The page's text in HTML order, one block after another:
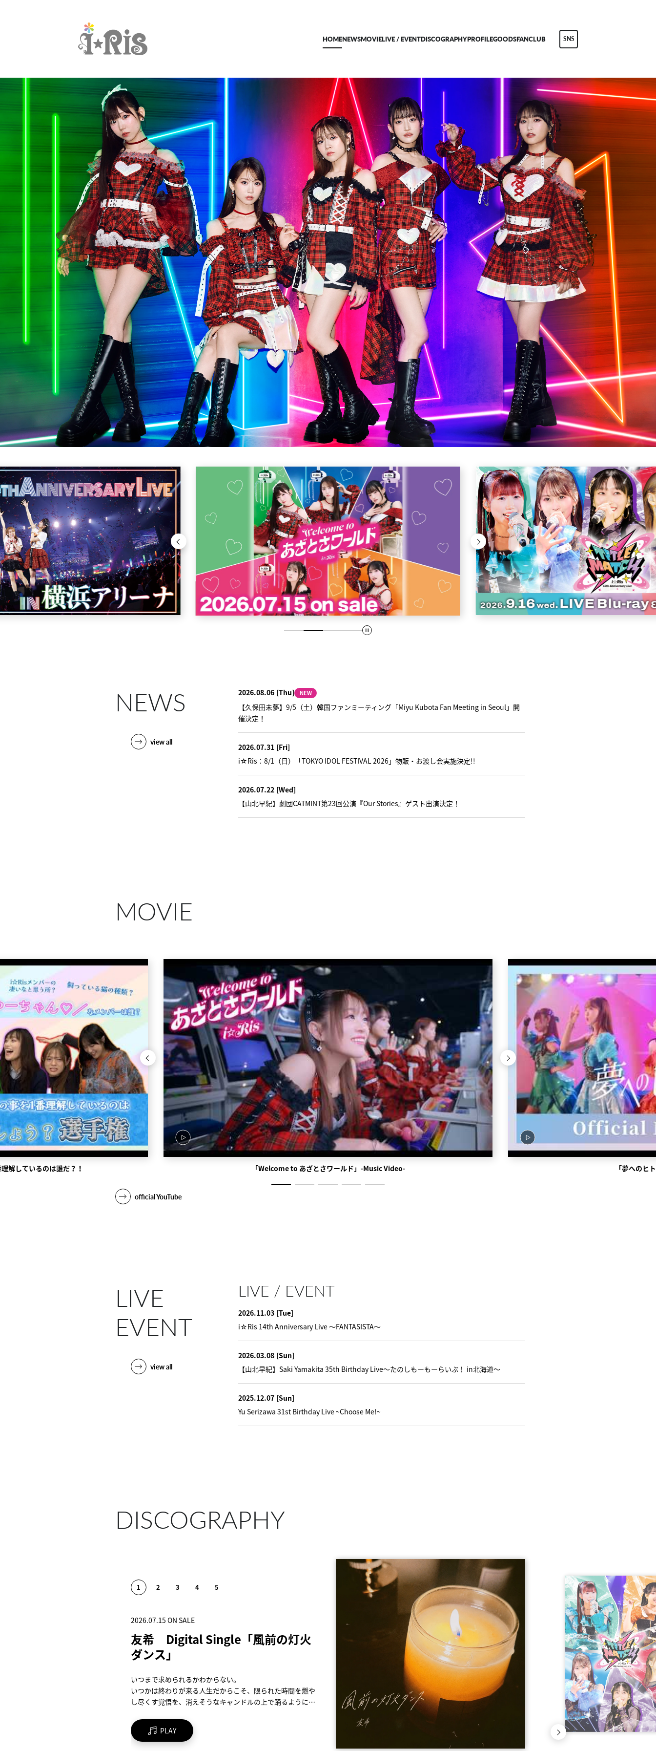
HOMENEWSMOVIELIVE / EVENTDISCOGRAPHYPROFILEGOODSFANCLUB SNS
NEWS
view all
2026.08.06 [Thu] NEW
【久保田未夢】9/5（土）韓国ファンミーティング「Miyu Kubota Fan Meeting in Seoul」開
催決定！
2026.07.31 [Fri]
i☆Ris：8/1（日）「TOKYO IDOL FESTIVAL 2026」物販・お渡し会実施決定!!
2026.07.22 [Wed]
【山北早紀】劇団CATMINT第23回公演『Our Stories』ゲスト出演決定！
MOVIE
解しているのは誰だ？！ 「Welcome to あざとさワールド」-Music Video- 「夢へのヒ
official YouTube
LIVE
EVENT
view all
LIVE / EVENT
2026.11.03 [Tue]
i☆Ris 14th Anniversary Live ～FANTASISTA～
2026.03.08 [Sun]
【山北早紀】Saki Yamakita 35th Birthday Live～たのしもーもーらいぶ！ in北海道～
2025.12.07 [Sun]
Yu Serizawa 31st Birthday Live ~Choose Me!~
DISCOGRAPHY
2026.07.15 ON SALE
友希 Digital Single「風前の灯火
ダンス」
いつまで求められるかわからない。
いつかは終わりが来る人生だからこそ、限られた時間を燃や
し尽くす覚悟を、消えそうなキャンドルの上で踊るように描
PLAY
2026.09.16 ON SALE
i☆Ris 13th Anniversary Live -
TITLE MATCH-
i☆Risが贈る、アニバーサリーライブ
「i☆Ris 13th Anniversary Liv e -TITLE MATCH-」 が待望の映
像化！
BUY
2026.07.15 ON SALE
27thシングル「Welcome to あざと
さワールド」
「Welcome to あざとさワールド」は、
若井友希が二階堂平子役として出演するTVアニメ『炎の闘球
女 ドッジ弾子』のエンディングテーマ！
カップリング曲には、「i☆Ris 11th Live Tour 2026 ～
VINTAGE イイ味出てます～」のテーマソングを「Sweet(×5)
Vintage!」を収録！“ヒャダイン”こと前山田健一が楽曲提
BUY
2026.04.22 ON SALE
i☆Ris 10th Live Tour 2025 ～ViVa
i☆Ris～
2025年に開催された「i☆Ris 10th Live Tour 2025 ~ViVa
i☆Ris~」ファイナル公演の模様を収録した映像商品。
過去最大の動員数を記録し、各地SOLD OUTとなった話題の
熱狂のファイナルステージを待望の映像化。
BUY
2026.02.25 ON SALE
TIMELESS POWER feat. MOTSU /
Horizon
MFゴーストの初期から担当しているオープニング・テーマ
「JUNGLE FIRE feat. MOTSU」
「ROCK ME KISS ME feat. MOTSU」に続く、 3rd Seasonオー
前作、前々作に続き、MOTSUとのタッグで楽曲を制作！
さらに！「Horizon」はJ-POP界で数多くの名曲を手掛け続け
BUY